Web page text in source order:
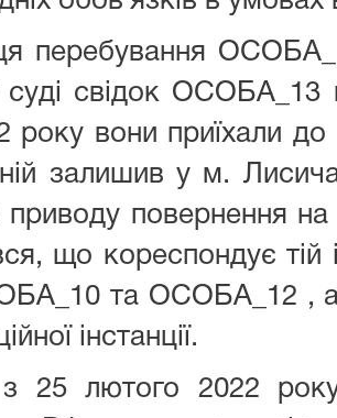
перебування
суді свідок ОСОБА_13
року вони приїхали
залишив у м.
приводу повернення
що кореспондує тій
та ОСОБА_12 ,
інстанції.
25 лютого 2022